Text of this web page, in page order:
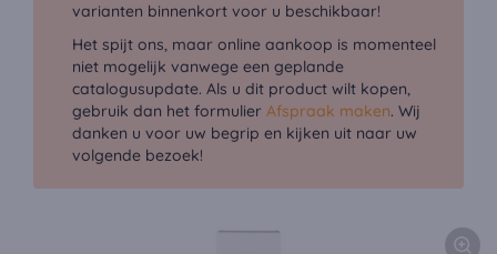
varianten binnenkort voor u beschikbaar!
Het spijt ons, maar online aankoop is momenteel
niet mogelijk vanwege een geplande
catalogusupdate. Als u dit product wilt kopen,
gebruik dan het formulier Afspraak maken. Wij
danken u voor uw begrip en kijken uit naar uw
volgende bezoek!